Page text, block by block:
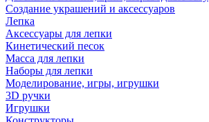
Создание украшений и аксессуаров
Лепка
Аксессуары для лепки
Кинетический песок
Масса для лепки
Наборы для лепки
Моделирование, игры, игрушки
3D ручки
Игрушки